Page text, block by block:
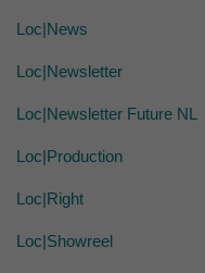
Loc|News
Loc|Newsletter
Loc|Newsletter Future NL
Loc|Production
Loc|Right
Loc|Showreel